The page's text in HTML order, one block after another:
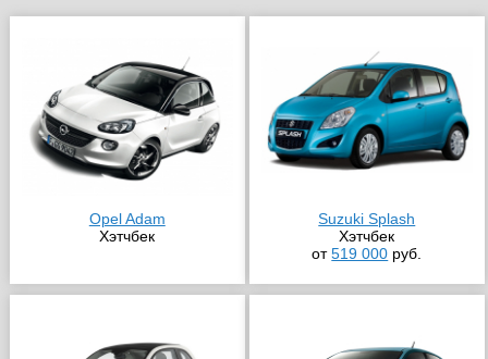
Opel Adam
Хэтчбек
Suzuki Splash
Хэтчбек
от519 000 руб.